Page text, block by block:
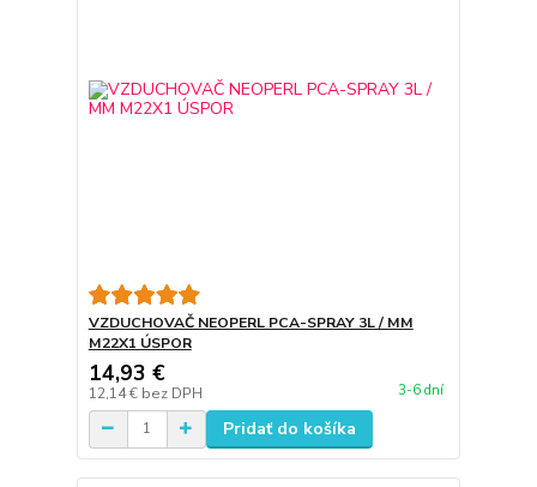
VZDUCHOVAČ NEOPERL PCA-SPRAY 3L / MM
M22X1 ÚSPOR
14,93 €
12,14 € bez DPH 3-6 dní
Pridať do košíka